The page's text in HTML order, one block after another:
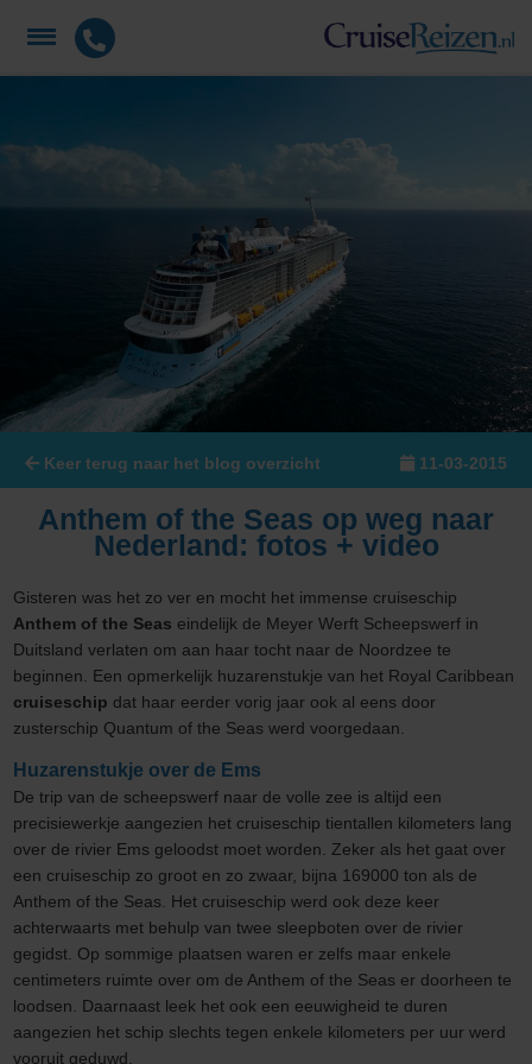
Keer terug naar het blog overzicht 11-03-2015
Anthem of the Seas op weg naar
Nederland: fotos + video
Gisteren was het zo ver en mocht het immense cruiseschip
Anthem of the Seas eindelijk de Meyer Werft Scheepswerf in
Duitsland verlaten om aan haar tocht naar de Noordzee te
beginnen. Een opmerkelijk huzarenstukje van het Royal Caribbean
cruiseschip dat haar eerder vorig jaar ook al eens door
zusterschip Quantum of the Seas werd voorgedaan.
Huzarenstukje over de Ems
De trip van de scheepswerf naar de volle zee is altijd een
precisiewerkje aangezien het cruiseschip tientallen kilometers lang
over de rivier Ems geloodst moet worden. Zeker als het gaat over
een cruiseschip zo groot en zo zwaar, bijna 169000 ton als de
Anthem of the Seas. Het cruiseschip werd ook deze keer
achterwaarts met behulp van twee sleepboten over de rivier
gegidst. Op sommige plaatsen waren er zelfs maar enkele
centimeters ruimte over om de Anthem of the Seas er doorheen te
loodsen. Daarnaast leek het ook een eeuwigheid te duren
aangezien het schip slechts tegen enkele kilometers per uur werd
vooruit geduwd.